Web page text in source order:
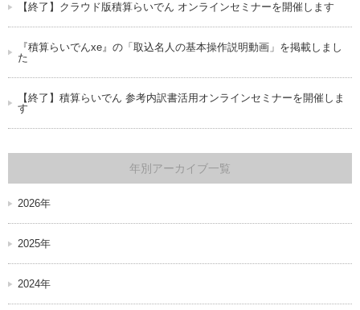
【終了】クラウド版積算らいでん オンラインセミナーを開催します
『積算らいでんxe』の「取込名人の基本操作説明動画」を掲載しまし
た
【終了】積算らいでん 参考内訳書活用オンラインセミナーを開催しま
す
年別アーカイブ一覧
2026年
2025年
2024年